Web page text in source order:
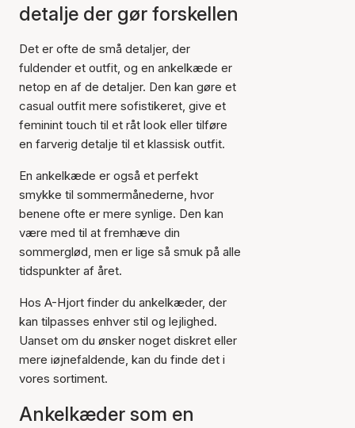
detalje der gør forskellen
Det er ofte de små detaljer, der
fuldender et outfit, og en ankelkæde er
netop en af de detaljer. Den kan gøre et
casual outfit mere sofistikeret, give et
feminint touch til et råt look eller tilføre
en farverig detalje til et klassisk outfit.
En ankelkæde er også et perfekt
smykke til sommermånederne, hvor
benene ofte er mere synlige. Den kan
være med til at fremhæve din
sommerglød, men er lige så smuk på alle
tidspunkter af året.
Hos A-Hjort finder du ankelkæder, der
kan tilpasses enhver stil og lejlighed.
Uanset om du ønsker noget diskret eller
mere iøjnefaldende, kan du finde det i
vores sortiment.
Ankelkæder som en